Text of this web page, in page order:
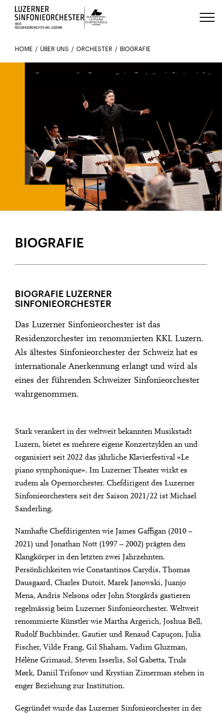
Luzerns Klavierfestival «Le Piano
HOME ÜBER UNS ORCHESTER BIOGRAFIE
BIOGRAFIE
BIOGRAFIE LUZERNER
SINFONIEORCHESTER
Das Luzerner Sinfonieorchester ist das
Residenzorchester im renommierten KKL Luzern.
Als ältestes Sinfonieorchester der Schweiz hat es
internationale Anerkennung erlangt und wird als
eines der führenden Schweizer Sinfonieorchester
wahrgenommen.
Stark verankert in der weltweit bekannten Musikstadt
Luzern, bietet es mehrere eigene Konzertzyklen an und
organisiert seit 2022 das jährliche Klavierfestival «Le
piano symphonique». Im Luzerner Theater wirkt es
zudem als Opernorchester. Chefdirigent des Luzerner
Sinfonieorchesters seit der Saison 2021/22 ist Michael
Sanderling.
Namhafte Chefdirigenten wie James Gaffigan (2010 –
2021) und Jonathan Nott (1997 – 2002) prägten den
Klangkörper in den letzten zwei Jahrzehnten.
Persönlichkeiten wie Constantinos Carydis, Thomas
Dausgaard, Charles Dutoit, Marek Janowski, Juanjo
Mena, Andris Nelsons oder John Storgårds gastieren
regelmässig beim Luzerner Sinfonieorchester. Weltweit
renommierte Künstler wie Martha Argerich, Joshua Bell,
Rudolf Buchbinder, Gautier und Renaud Capuçon, Julia
Fischer, Vilde Frang, Gil Shaham, Vadim Gluzman,
Hélène Grimaud, Steven Isserlis, Sol Gabetta, Truls
Mørk, Daniil Trifonov und Krystian Zimerman stehen in
enger Beziehung zur Institution.
Gegründet wurde das Luzerner Sinfonieorchester in der